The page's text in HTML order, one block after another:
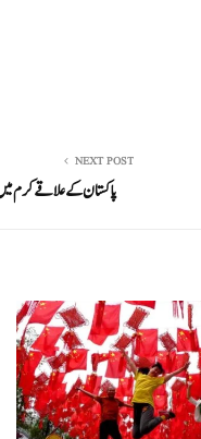
NEXT POST
پاکستان کے علاقے کرم میں